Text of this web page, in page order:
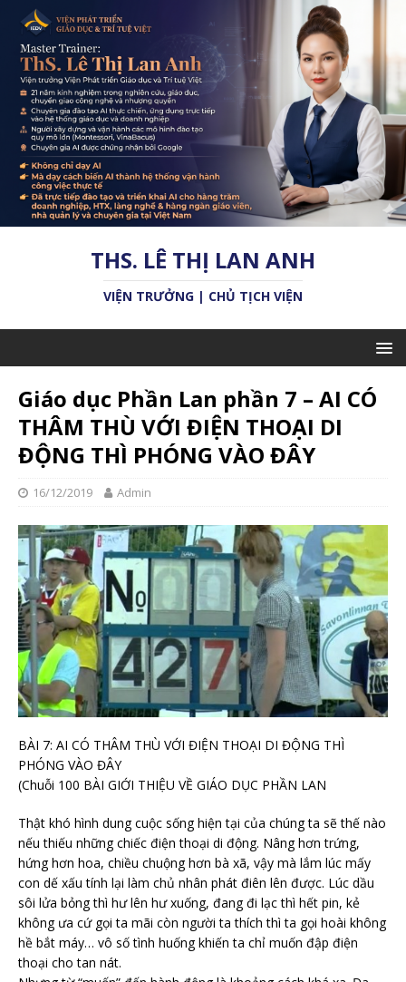
THS. LÊ THỊ LAN ANH
VIỆN TRƯỞNG | CHỦ TỊCH VIỆN
Giáo dục Phần Lan phần 7 – AI CÓ
THÂM THÙ VỚI ĐIỆN THOẠI DI
ĐỘNG THÌ PHÓNG VÀO ĐÂY
16/12/2019 Admin
BÀI 7: AI CÓ THÂM THÙ VỚI ĐIỆN THOẠI DI ĐỘNG THÌ
PHÓNG VÀO ĐÂY
(Chuỗi 100 BÀI GIỚI THIỆU VỀ GIÁO DỤC PHẦN LAN
Thật khó hình dung cuộc sống hiện tại của chúng ta sẽ thế nào
nếu thiếu những chiếc điện thoại di động. Nâng hơn trứng,
hứng hơn hoa, chiều chuộng hơn bà xã, vậy mà lắm lúc mấy
con dế xấu tính lại làm chủ nhân phát điên lên được. Lúc dầu
sôi lửa bỏng thì hư lên hư xuống, đang đi lạc thì hết pin, kẻ
không ưa cứ gọi ta mãi còn người ta thích thì ta gọi hoài không
hề bắt máy… vô số tình huống khiến ta chỉ muốn đập điện
thoại cho tan nát.